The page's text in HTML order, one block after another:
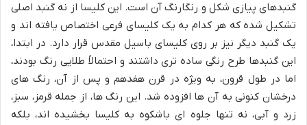
گنبدهای پیازی شکل و رنگارنگ آن است. این کلیسا از نه گنبد اصلی
تشکیل شده که هر کدام به یک کلیسای فرعی اختصاص یافته اند و
یک گنبد دیگر نیز بر روی کلیسای باسیل مقدس قرار دارد. در ابتدا،
این گنبدها طرح رنگی ساده تری داشتند و احتمالاً طلایی رنگ بودند،
اما در طول قرون، به ویژه در قرن هفدهم و پس از آن، رنگ های
درخشان کنونی به آن ها افزوده شد. این رنگ ها، از جمله قرمز، سبز،
زرد و آبی، نه تنها جلوه ای باشکوه به کلیسا بخشیده اند، بلکه